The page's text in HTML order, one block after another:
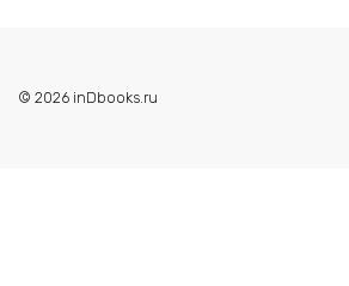
© 2026 inDbooks.ru